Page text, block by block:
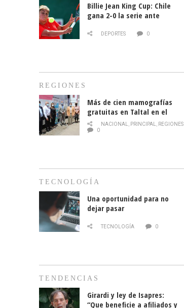
Billie Jean King Cup: Chile
gana 2-0 la serie ante
DEPORTES 0
REGIONES
Más de cien mamografías
gratuitas en Taltal en el
mes de la prevención del
cáncer de mama
NACIONAL, PRINCIPAL, REGIONES
0
TECNOLOGÍA
Una oportunidad para no
dejar pasar
TECNOLOGÍA 0
TENDENCIAS
Girardi y ley de Isapres:
“Que beneficie a afiliados y